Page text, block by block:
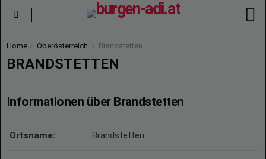
You are here:
Home Oberösterreich Brandstetten
BRANDSTETTEN
Informationen über Brandstetten
Ortsname: Brandstetten